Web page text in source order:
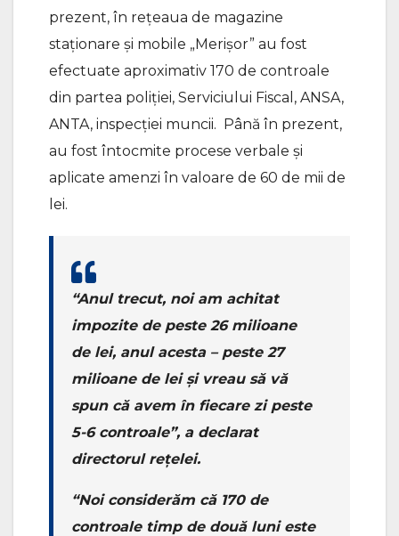
prezent, în rețeaua de magazine
staționare și mobile „Merișor” au fost
efectuate aproximativ 170 de controale
din partea poliției, Serviciului Fiscal, ANSA,
ANTA, inspecției muncii. Până în prezent,
au fost întocmite procese verbale și
aplicate amenzi în valoare de 60 de mii de
lei.
“Anul trecut, noi am achitat
impozite de peste 26 milioane
de lei, anul acesta – peste 27
milioane de lei și vreau să vă
spun că avem în fiecare zi peste
5-6 controale”, a declarat
directorul rețelei.
“Noi considerăm că 170 de
controale timp de două luni este